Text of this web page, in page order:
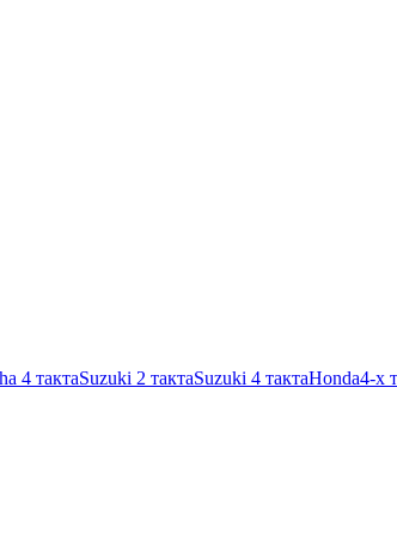
4 тактаSuzuki 2 тактаSuzuki 4 тактаHonda4-х